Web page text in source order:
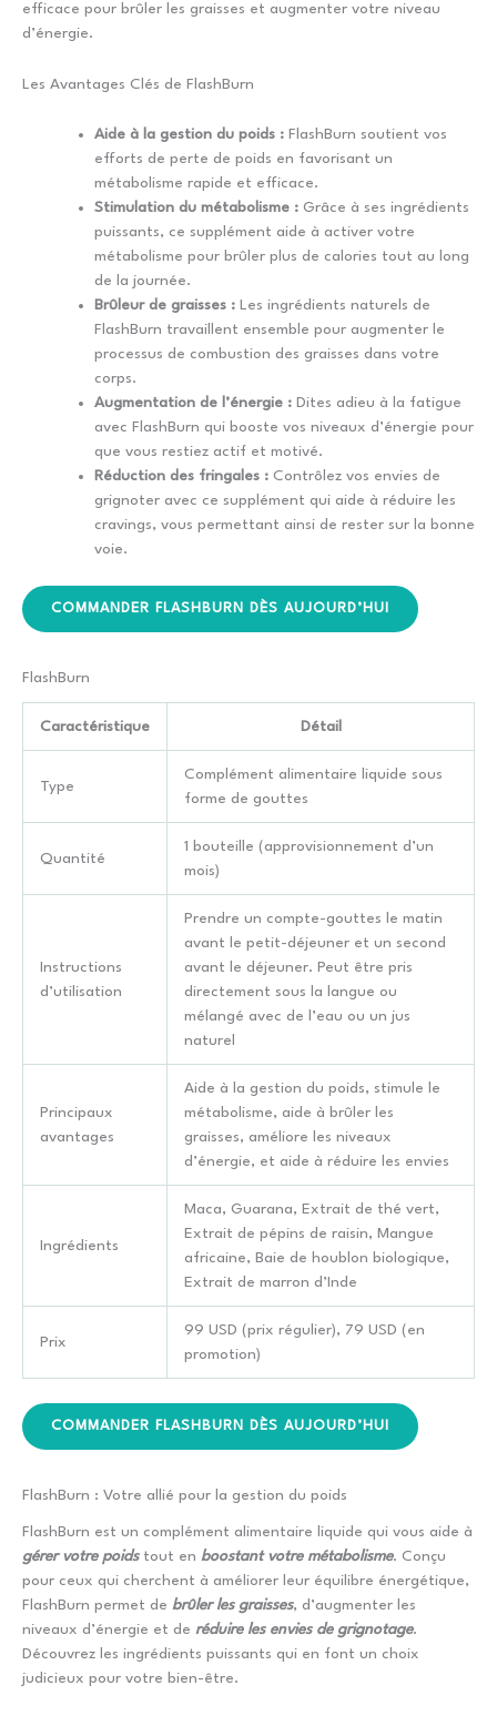
efficace pour brûler les graisses et augmenter votre niveau
d’énergie.
Les Avantages Clés de FlashBurn
Aide à la gestion du poids : FlashBurn soutient vos
efforts de perte de poids en favorisant un
métabolisme rapide et efficace.
Stimulation du métabolisme : Grâce à ses ingrédients
puissants, ce supplément aide à activer votre
métabolisme pour brûler plus de calories tout au long
de la journée.
Brûleur de graisses : Les ingrédients naturels de
FlashBurn travaillent ensemble pour augmenter le
processus de combustion des graisses dans votre
corps.
Augmentation de l’énergie : Dites adieu à la fatigue
avec FlashBurn qui booste vos niveaux d’énergie pour
que vous restiez actif et motivé.
Réduction des fringales : Contrôlez vos envies de
grignoter avec ce supplément qui aide à réduire les
cravings, vous permettant ainsi de rester sur la bonne
voie.
COMMANDER FLASHBURN DÈS AUJOURD’HUI
FlashBurn
Caractéristique Détail
Type
Complément alimentaire liquide sous
forme de gouttes
Quantité
1 bouteille (approvisionnement d’un
mois)
Instructions
d’utilisation
Prendre un compte-gouttes le matin
avant le petit-déjeuner et un second
avant le déjeuner. Peut être pris
directement sous la langue ou
mélangé avec de l’eau ou un jus
naturel
Principaux
avantages
Aide à la gestion du poids, stimule le
métabolisme, aide à brûler les
graisses, améliore les niveaux
d’énergie, et aide à réduire les envies
Ingrédients
Maca, Guarana, Extrait de thé vert,
Extrait de pépins de raisin, Mangue
africaine, Baie de houblon biologique,
Extrait de marron d’Inde
Prix
99 USD (prix régulier), 79 USD (en
promotion)
COMMANDER FLASHBURN DÈS AUJOURD’HUI
FlashBurn : Votre allié pour la gestion du poids
FlashBurn est un complément alimentaire liquide qui vous aide à
gérer votre poidstout en boostant votre métabolisme. Conçu
pour ceux qui cherchent à améliorer leur équilibre énergétique,
FlashBurn permet de brûler les graisses, d’augmenter les
niveaux d’énergie et de réduire les envies de grignotage.
Découvrez les ingrédients puissants qui en font un choix
judicieux pour votre bien-être.